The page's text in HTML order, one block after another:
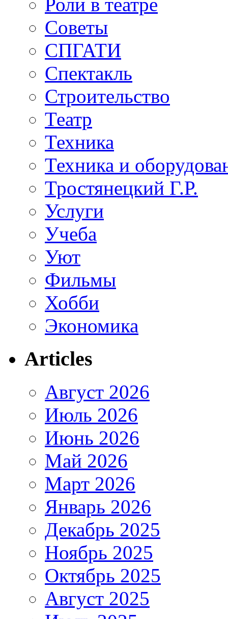
Роли в театре
Советы
СПГАТИ
Спектакль
Строительство
Театр
Техника
Техника и
Тростянецкий Г.Р.
Услуги
Учеба
Уют
Фильмы
Хобби
Экономика
Articles
Август 2026
Июль 2026
Июнь 2026
Май 2026
Март 2026
Январь 2026
Декабрь 2025
Ноябрь 2025
Октябрь 2025
Август 2025